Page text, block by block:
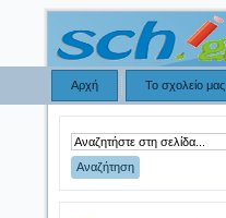
Αρχή Το σχολείο μας